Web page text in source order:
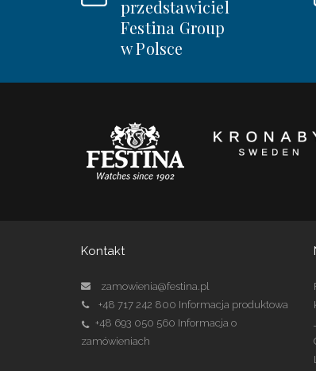
przedstawiciel
Festina Group
w Polsce
Kontakt
zamowienia@festina.pl
+48 717 242 800 Informacja produktowa
+48 693 050 560 Informacja o
zamówieniach